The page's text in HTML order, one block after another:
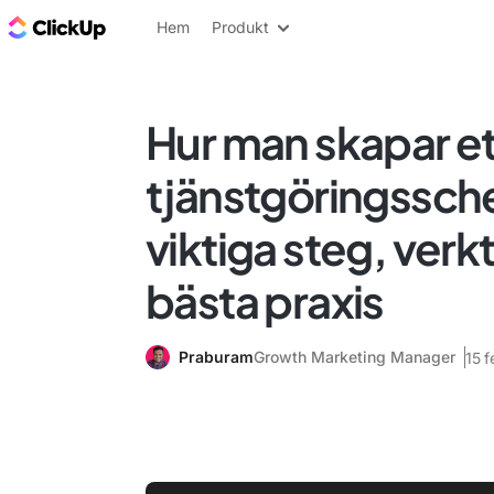
ClickUp-bloggen
Hem Produkt
Hur man skapar
viktiga steg,
bästa praxis
PraburamGrowth Marketing Manager 15